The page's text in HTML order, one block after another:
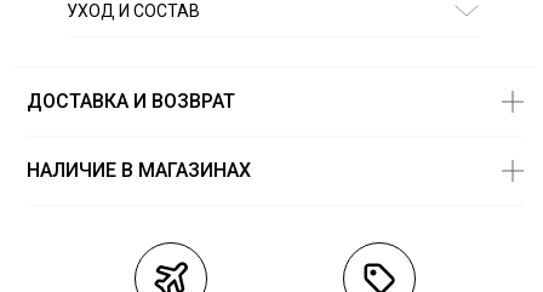
УХОД И СОСТАВ
ДОСТАВКА И ВОЗВРАТ
Курьерская доставка СДЭК
НАЛИЧИЕ В МАГАЗИНАХ